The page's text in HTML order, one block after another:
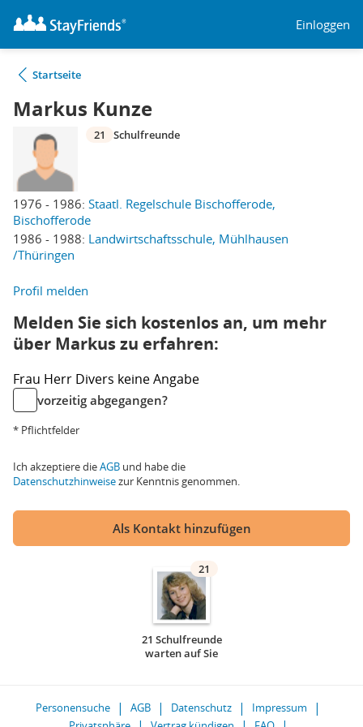
Einloggen
Startseite
Markus Kunze
1976 - 1986: Staatl. Regelschule Bischofferode,
Bischofferode
1986 - 1988: Landwirtschaftsschule, Mühlhausen
/Thüringen
21 Schulfreunde
Profil melden
Melden Sie sich kostenlos an, um mehr
über Markus zu erfahren:
Frau Herr Divers keine Angabe
vorzeitig abgegangen?
* Pflichtfelder
Ich akzeptiere dieAGB und habe die
Datenschutzhinweisezur Kenntnis genommen.
Als Kontakt hinzufügen
21
21 Schulfreunde
warten auf Sie
Personensuche AGB Datenschutz
Impressum